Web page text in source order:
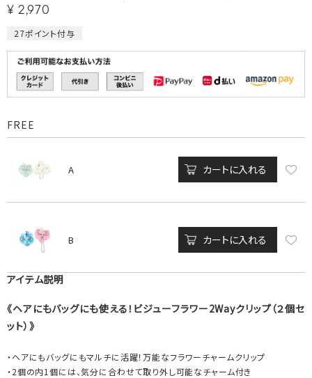
¥ 2,970
27ポイント付与
FREE
A カートに入れる
B カートに入れる
アイテム説明
《ヘアにもバッグにも使える！ビジューフラワー2Wayクリップ（２個セ
ット）》
・ヘアにもバッグにもマルチに活躍！万能なフラワーチャームクリップ
・2個の内1個には、気分に合わせて取り外し可能なチャーム付き